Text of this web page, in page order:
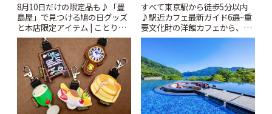
8月10日だけの限定品も♪「豊
島屋」で見つける鳩の日グッズ
と本店限定アイテム | ことりっ
ぷ
すべて東京駅から徒歩5分以内
♪駅近カフェ最新ガイド6選~重
要文化財の洋館カフェから、改
札すぐのレトロ喫茶まで~ | こと